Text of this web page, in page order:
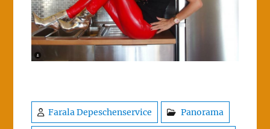
Farala Depeschenservice Panorama